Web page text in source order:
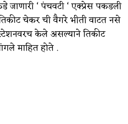
‘ पंचवटी ‘ एक्प्रेस पकडली
चेकर ची वैगरे भीती वाटत नसे
केले असल्याने तिकीट
माहित होते .